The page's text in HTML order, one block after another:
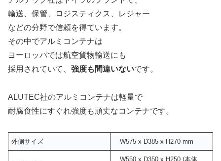
輸送、保管、ロジスティクス、レジャー
などの分野で信頼を得ています。
その中でアルミコンテナは
ヨーロッパでは航空貨物輸送にも
採用されていて、 強度も間違いないです。
ALUTEC社のアルミコンテナは軽量で
耐腐食性にすぐれ強度も頑丈なコンテナです。
外側サイズ W575 x D385 x H270 mm
W550 x D350 x H250 (本体